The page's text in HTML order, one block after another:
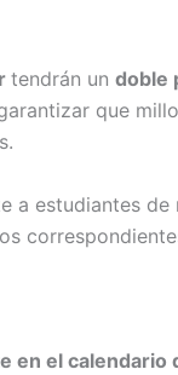
tendrán un doble
que
a estudiantes
en el calendario